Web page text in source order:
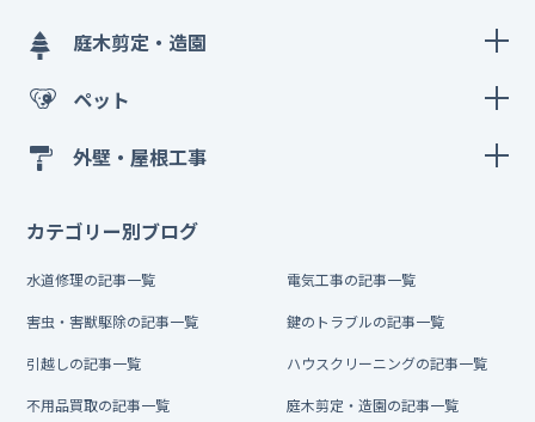
庭木剪定・造園
ペット
外壁・屋根工事
カテゴリー別ブログ
水道修理の記事一覧 電気工事の記事一覧
害虫・害獣駆除の記事一覧 鍵のトラブルの記事一覧
引越しの記事一覧 ハウスクリーニングの記事一覧
不用品買取の記事一覧 庭木剪定・造園の記事一覧